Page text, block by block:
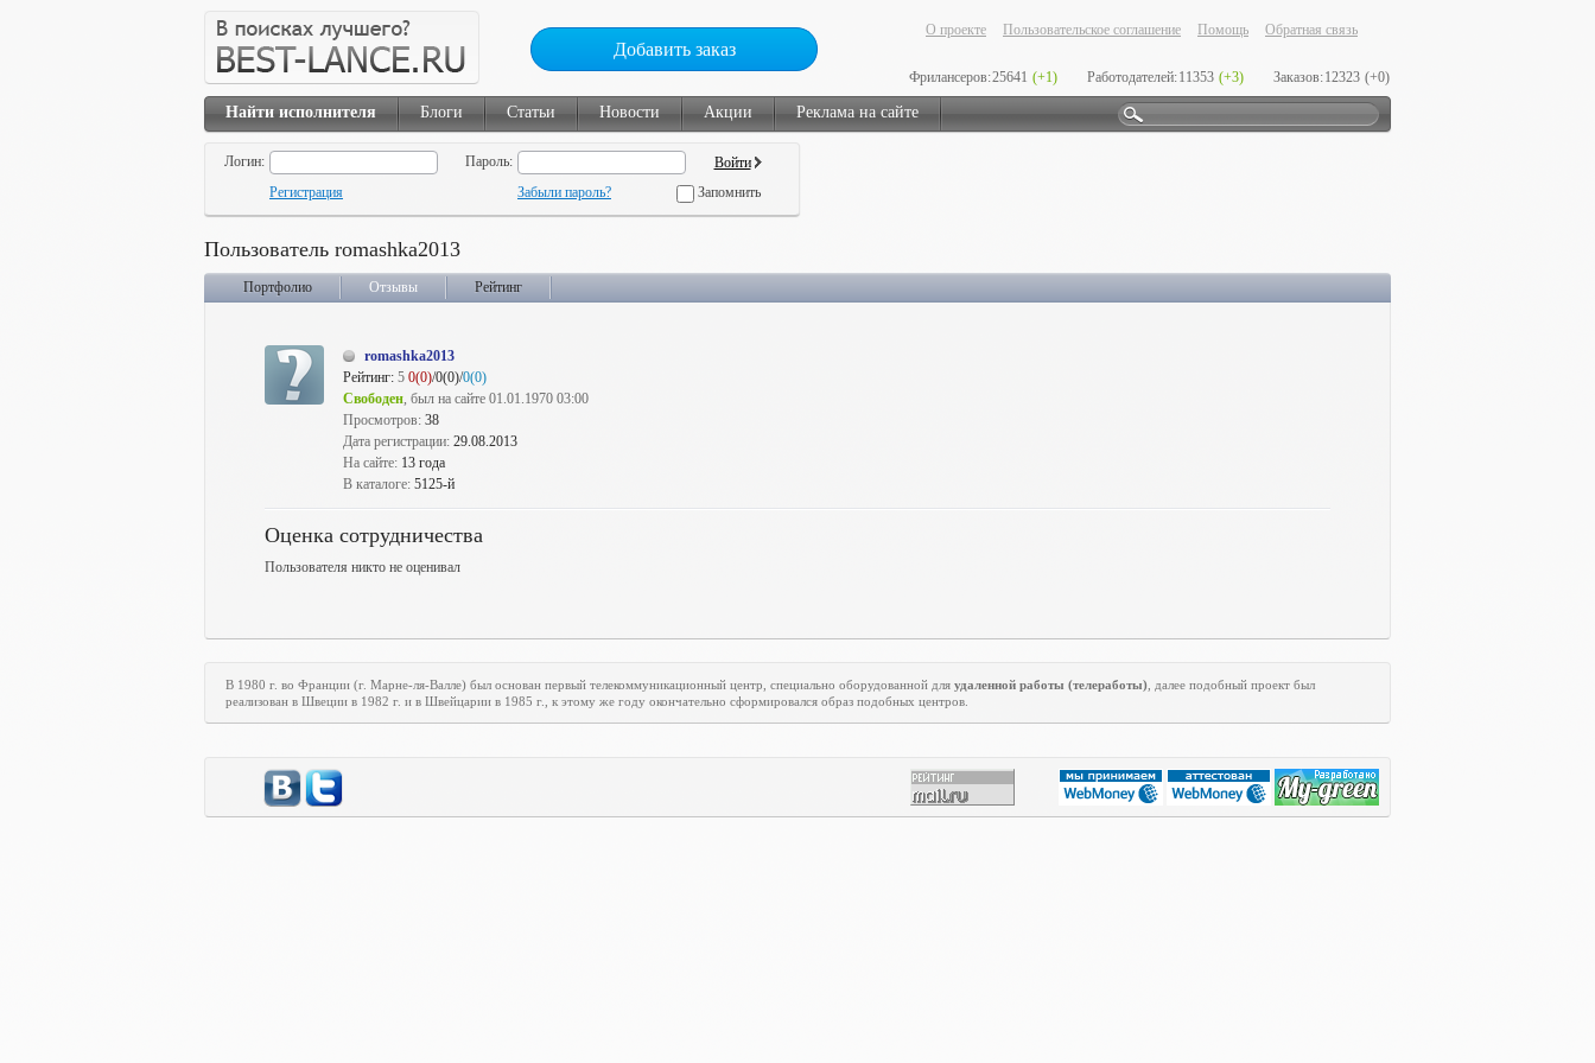
Добавить заказ
О проекте Пользовательское соглашение Помощь Обратная связь
Фрилансеров:25641 (+1) Работодателей:11353 (+3) Заказов:12323 (+0)
Найти исполнителя Блоги Статьи Новости Акции Реклама на сайте
Логин:
Пароль:
Регистрация
Забыли пароль? Запомнить
Пользователь romashka2013
Портфолио Отзывы Рейтинг
romashka2013
Рейтинг: 5 0(0)/0(0)/0(0)
Свободен, был на сайте 01.01.1970 03:00
Просмотров: 38
Дата регистрации: 29.08.2013
На сайте: 13 года
В каталоге: 5125-й
Оценка сотрудничества
Пользователя никто не оценивал
В 1980 г. во Франции (г. Марне-ля-Валле) был основан первый телекоммуникационный центр, специально оборудованной для удаленной работы (телеработы) , далее подобный проект был
реализован в Швеции в 1982 г. и в Швейцарии в 1985 г., к этому же году окончательно сформировался образ подобных центров.